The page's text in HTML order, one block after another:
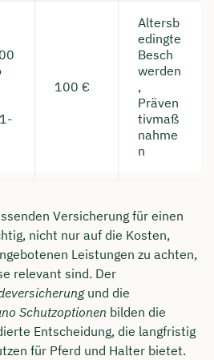
100 €
Altersb
edingte
Besch
werden
,
Präven
tivmaß
nahme
n
Versicherung für einen
nicht nur auf die Kosten,
Leistungen zu achten,
relevant sind. Der
und die
Schutzoptionen bilden die
Entscheidung, die langfristig
für Pferd und Halter bietet.